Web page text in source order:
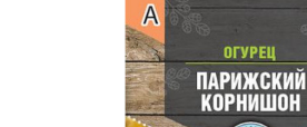
Строительство и ремонт
Бытовая техника